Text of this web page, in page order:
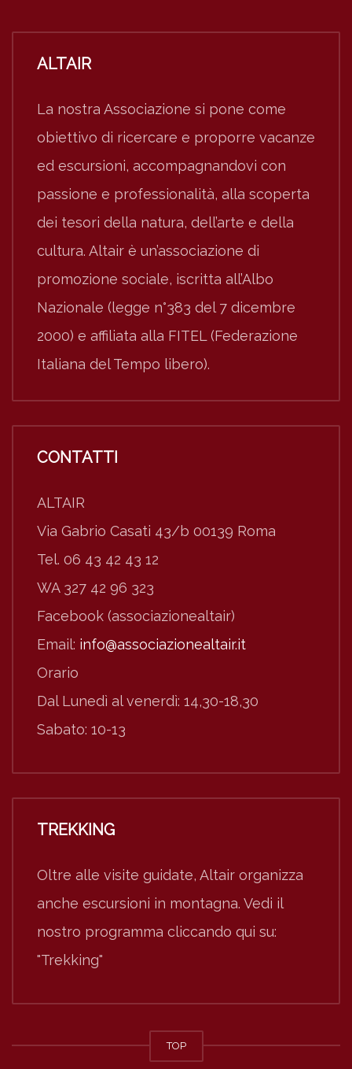
ALTAIR
La nostra Associazione si pone come
obiettivo di ricercare e proporre vacanze
ed escursioni, accompagnandovi con
passione e professionalità, alla scoperta
dei tesori della natura, dell’arte e della
cultura. Altair è un’associazione di
promozione sociale, iscritta all’Albo
Nazionale (legge n°383 del 7 dicembre
2000) e affiliata alla FITEL (Federazione
Italiana del Tempo libero).
CONTATTI
ALTAIR
Via Gabrio Casati 43/b 00139 Roma
Tel. 06 43 42 43 12
WA 327 42 96 323
Facebook (associazionealtair)
Email: info@associazionealtair.it
Orario
Dal Lunedì al venerdì: 14,30-18,30
Sabato: 10-13
TREKKING
Oltre alle visite guidate, Altair organizza
anche escursioni in montagna. Vedi il
nostro programma cliccando qui su:
"Trekking"
TOP